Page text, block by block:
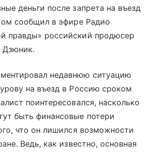
деньги после запрета на въезд
сообщил в эфире Радио
правды» российский продюсер
Дзюник.
недавнюю ситуацию
на въезд в Россию сроком
поинтересовался, насколько
быть финансовые потери
что он лишился возможности
Ведь, как известно, основная